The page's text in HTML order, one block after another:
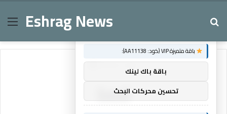
MenuEshrag News
Home/bed
bed
×
باقة متميزة VIP (كود: AA11138):
باقة باك لينك
تحسين محركات البحث